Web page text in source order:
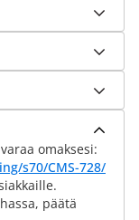
omaksesi:
s70/CMS-728/
päätä